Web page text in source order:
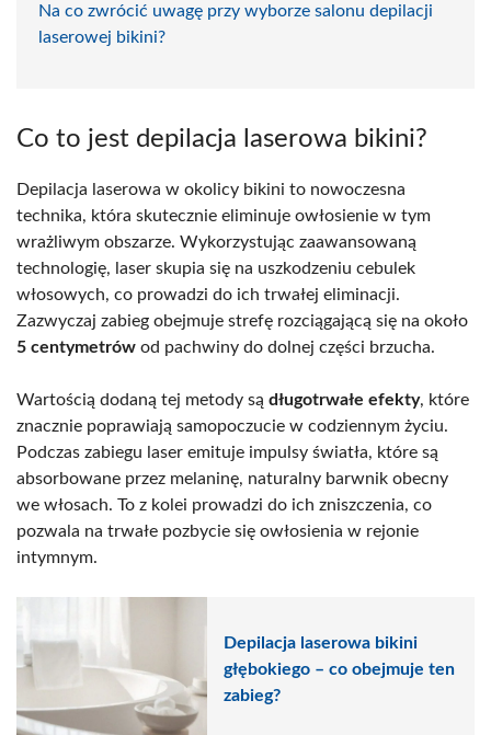
Na co zwrócić uwagę przy wyborze salonu depilacji
laserowej bikini?
Co to jest depilacja laserowa bikini?
Depilacja laserowa w okolicy bikini to nowoczesna
technika, która skutecznie eliminuje owłosienie w tym
wrażliwym obszarze. Wykorzystując zaawansowaną
technologię, laser skupia się na uszkodzeniu cebulek
włosowych, co prowadzi do ich trwałej eliminacji.
Zazwyczaj zabieg obejmuje strefę rozciągającą się na około
5 centymetrów od pachwiny do dolnej części brzucha.
Wartością dodaną tej metody są długotrwałe efekty, które
znacznie poprawiają samopoczucie w codziennym życiu.
Podczas zabiegu laser emituje impulsy światła, które są
absorbowane przez melaninę, naturalny barwnik obecny
we włosach. To z kolei prowadzi do ich zniszczenia, co
pozwala na trwałe pozbycie się owłosienia w rejonie
intymnym.
Depilacja laserowa bikini
głębokiego – co obejmuje ten
zabieg?